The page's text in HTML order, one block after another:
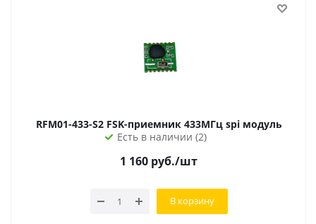
RFM01-433-S2 FSK-приемник 433МГц spi модуль
Есть в наличии (2)
1 160 руб./шт
В корзину